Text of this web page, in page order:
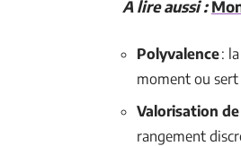
A lire aussi :
Polyvalence:
moment ou
Valorisation de
rangement